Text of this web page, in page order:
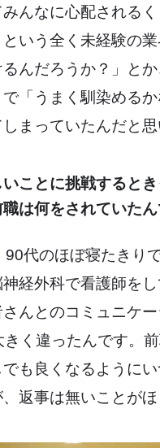
んなに心配されるく
という全く未経験の
んだろうか？」と
「うまく馴染める
まっていたんだと思
ことに挑戦すると
は何をされていたん
90代のほぼ寝たきり
経外科で看護師を
んとのコミュニケ
きく違ったんです。
も良くなるように
返事は無いことがほ